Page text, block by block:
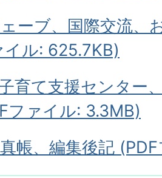
ーブ、国際交流、
イル: 625.7KB)
育て支援センター
ファイル: 3.3MB)
帳、編集後記